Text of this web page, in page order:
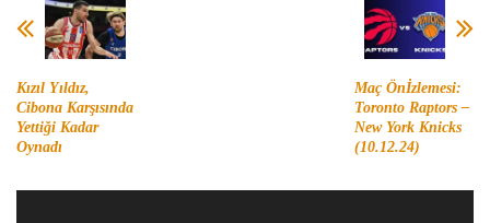
Kızıl Yıldız,
Cibona Karşısında
Yettiği Kadar
Oynadı
Maç Önİzlemesi:
Toronto Raptors –
New York Knicks
(10.12.24)